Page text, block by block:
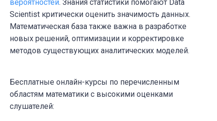
вероятностей. Знания статистики помогают Data
Scientist критически оценить значимость данных.
Математическая база также важна в разработке
новых решений, оптимизации и корректировке
методов существующих аналитических моделей.
Бесплатные онлайн-курсы по перечисленным
областям математики с высокими оценками
слушателей: